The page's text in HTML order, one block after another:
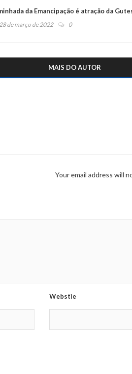
da Emancipação é atração da
28 de março de 2022 0
MAIS DO AUTOR
Your email address will
Webstie